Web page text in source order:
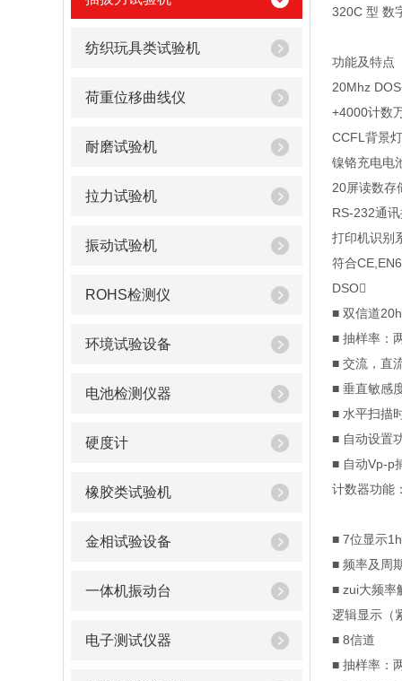
纺织玩具类试验机
荷重位移曲线仪
耐磨试验机
拉力试验机
振动试验机
ROHS检测仪
环境试验设备
电池检测仪器
硬度计
橡胶类试验机
金相试验设备
一体机振动台
电子测试仪器
320C 型 数
功能及特点
20Mhz
+4000计数
CCFL背景
镍铬充电电
20屏读数存
RS-232通
打印机识别
符合
DSO
■ 双信道
■ 抽样率：
■ 交流，直
■ 垂直敏感
■ 水平扫描
■ 自动设置
■ 自动Vp-p
计数器功能
■ 7位显示
■ 频率及周
■ zui大频率
逻辑显示（
■ 8信道
■ 抽样率：